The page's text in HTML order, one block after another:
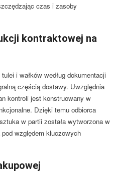
czas i zasoby
kontraktowej na
i wałków według dokumentacji
częścią dostawy. Uwzględnia
kontroli jest konstruowany w
Dzięki temu odbiorca
w partii została wytworzona w
względem kluczowych